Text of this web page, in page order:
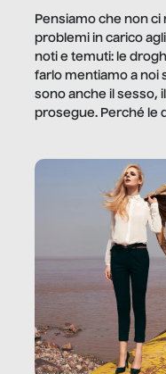
Pensiamo che non
problemi in carico
noti e temuti: le
farlo mentiamo a noi
sono anche il sesso,
prosegue. Perché le
trae un guadagno. In
quale e come.